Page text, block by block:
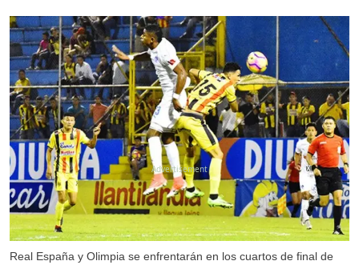
Real España y Olimpia se enfrentarán en los cuartos de final de
X